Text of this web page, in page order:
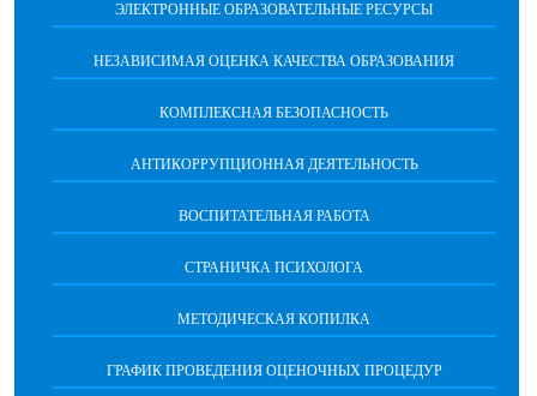
ЭЛЕКТРОННЫЕ ОБРАЗОВАТЕЛЬНЫЕ РЕСУРСЫ
НЕЗАВИСИМАЯ ОЦЕНКА КАЧЕСТВА ОБРАЗОВАНИЯ
КОМПЛЕКСНАЯ БЕЗОПАСНОСТЬ
АНТИКОРРУПЦИОННАЯ ДЕЯТЕЛЬНОСТЬ
ВОСПИТАТЕЛЬНАЯ РАБОТА
СТРАНИЧКА ПСИХОЛОГА
МЕТОДИЧЕСКАЯ КОПИЛКА
ГРАФИК ПРОВЕДЕНИЯ ОЦЕНОЧНЫХ ПРОЦЕДУР